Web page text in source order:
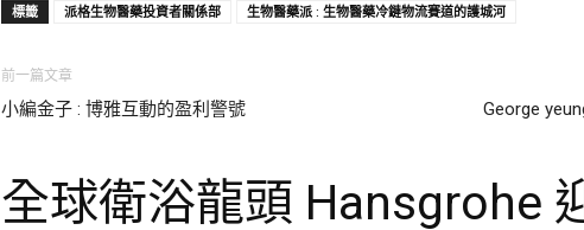
標籤 派格生物醫藥投資者關係部 生物醫藥派 : 生物醫藥冷鏈物流賽道的護城河
前一篇文章
小編金子 : 博雅互動的盈利警號 George
全球衛浴龍頭 Hansgrohe